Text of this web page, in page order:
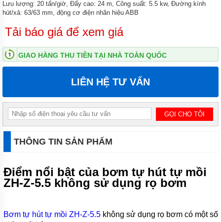
HÚT
BÙN
SUẤT
MUYUAN
SERI
MYU
HÚT
MUYUAN
SERI MG
MÁY
ĐỨNG
MUYUAN
SERI MV
BƠM
Lưu lượng: 20 tấn/giờ, Đẩy cao: 24 m, Công suất: 5.5 kw, Đường kính
hút/xả: 63/63 mm, động cơ điện nhãn hiệu ABB
Tải báo giá để xem giá
GIAO HÀNG THU TIỀN TẠI NHÀ TOÀN QUỐC
LIÊN HỆ TƯ VẤN
THÔNG TIN SẢN PHẨM
Điểm nổi bật của bơm tự hút tự mồi
ZH-Z-5.5 không sử dụng rọ bơm
Bơm tự hút tự mồi ZH-Z-5.5 không sử dụng rọ bơm có một số